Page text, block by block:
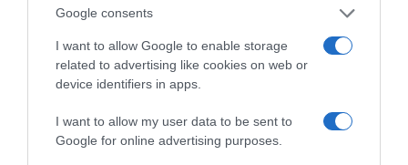
Google consents
I want to allow Google to enable storage
related to advertising like cookies on web or
device identifiers in apps.
I want to allow my user data to be sent to
Google for online advertising purposes.